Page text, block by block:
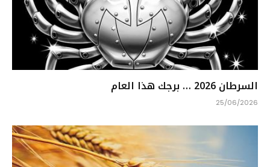
السرطان 2026 … برجك هذا العام
25/06/2026